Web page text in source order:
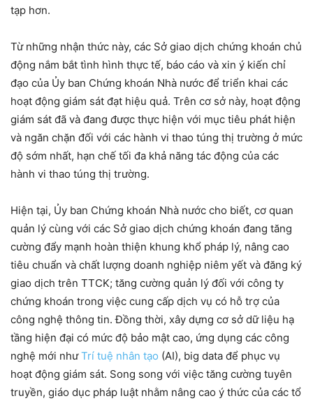
tạp hơn.
Từ những nhận thức này, các Sở giao dịch chứng khoán chủ
động nắm bắt tình hình thực tế, báo cáo và xin ý kiến chỉ
đạo của Ủy ban Chứng khoán Nhà nước để triển khai các
hoạt động giám sát đạt hiệu quả. Trên cơ sở này, hoạt động
giám sát đã và đang được thực hiện với mục tiêu phát hiện
và ngăn chặn đối với các hành vi thao túng thị trường ở mức
độ sớm nhất, hạn chế tối đa khả năng tác động của các
hành vi thao túng thị trường.
Hiện tại, Ủy ban Chứng khoán Nhà nước cho biết, cơ quan
quản lý cùng với các Sở giao dịch chứng khoán đang tăng
cường đẩy mạnh hoàn thiện khung khổ pháp lý, nâng cao
tiêu chuẩn và chất lượng doanh nghiệp niêm yết và đăng ký
giao dịch trên TTCK; tăng cường quản lý đối với công ty
chứng khoán trong việc cung cấp dịch vụ có hỗ trợ của
công nghệ thông tin. Đồng thời, xây dựng cơ sở dữ liệu hạ
tầng hiện đại có mức độ bảo mật cao, ứng dụng các công
nghệ mới nhưTrí tuệ nhân tạo (AI), big data để phục vụ
hoạt động giám sát. Song song với việc tăng cường tuyên
truyền, giáo dục pháp luật nhằm nâng cao ý thức của các tổ